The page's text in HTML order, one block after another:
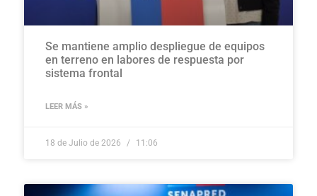
Se mantiene amplio despliegue de equipos
en terreno en labores de respuesta por
sistema frontal
LEER MÁS »
18 de Julio de 2026 11:06